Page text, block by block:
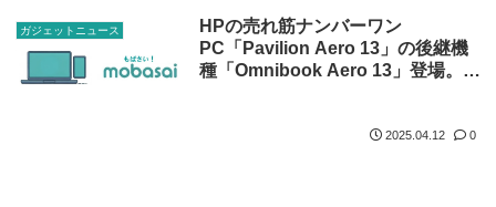
ガジェットニュース
HPの売れ筋ナンバーワン
PC「Pavilion Aero 13」の後継機
種「Omnibook Aero 13」登場。新
2025.04.12 0